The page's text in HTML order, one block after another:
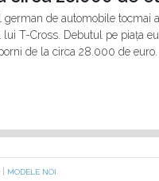
german de automobile tocmai
lui T-Cross. Debutul pe piața
de la circa 28.000 de euro.
MODELE NOI